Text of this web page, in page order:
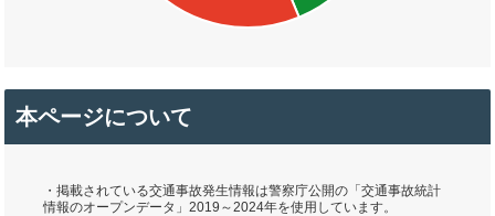
本ページについて
・掲載されている交通事故発生情報は警察庁公開の「交通事故統計
情報のオープンデータ」2019～2024年を使用しています。